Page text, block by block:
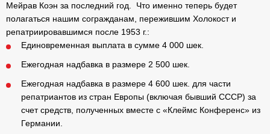
Мейрав Коэн за последний год.
Что именно теперь будет
полагаться нашим согражданам, пережившим Холокост и
репатриировавшимся после 1953 г.:
Единовременная выплата в сумме 4 000 шек.
Ежегодная надбавка в размере 2 500 шек.
Ежегодная надбавка в размере 4 600 шек. для части
репатриантов из стран Европы (включая бывший СССР) за
счет средств, полученных вместе с «Клеймс Конференс» из
Германии.